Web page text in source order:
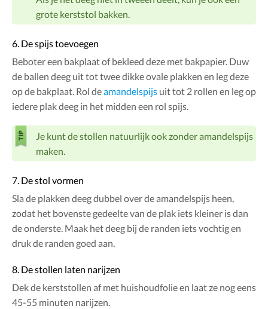
grote kerststol bakken.
6. De spijs toevoegen
Beboter een bakplaat of bekleed deze met bakpapier. Duw
de ballen deeg uit tot twee dikke ovale plakken en leg deze
op de bakplaat. Rol deamandelspijs uit tot 2 rollen en leg op
iedere plak deeg in het midden een rol spijs.
Je kunt de stollen natuurlijk ook zonder amandelspijs
maken.
7. De stol vormen
Sla de plakken deeg dubbel over de amandelspijs heen,
zodat het bovenste gedeelte van de plak iets kleiner is dan
de onderste. Maak het deeg bij de randen iets vochtig en
druk de randen goed aan.
8. De stollen laten narijzen
Dek de kerststollen af met huishoudfolie en laat ze nog eens
45-55 minuten narijzen.